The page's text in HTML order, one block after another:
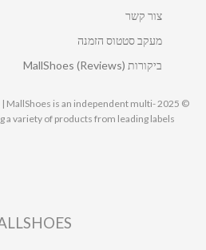
צור קשר
מעקב סטטוס הזמנה
ביקורות MallShoes (Reviews)
| MallShoes is an independent multi-
variety of products from leading labels.